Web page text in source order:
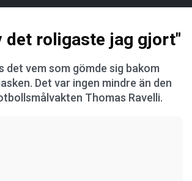
det roligaste jag gjort"
det vem som gömde sig bakom
Det var ingen mindre än den
Thomas Ravelli.